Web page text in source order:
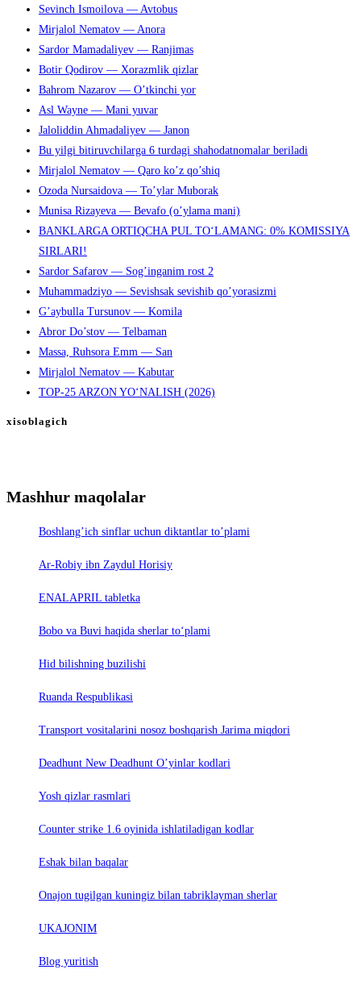
Sevinch Ismoilova — Avtobus
Mirjalol Nematov — Anora
Sardor Mamadaliyev — Ranjimas
Botir Qodirov — Xorazmlik qizlar
Bahrom Nazarov — O’tkinchi yor
Asl Wayne — Mani yuvar
Jaloliddin Ahmadaliyev — Janon
Bu yilgi bitiruvchilarga 6 turdagi shahodatnomalar beriladi
Mirjalol Nematov — Qaro ko’z qo’shiq
Ozoda Nursaidova — To’ylar Muborak
Munisa Rizayeva — Bevafo (o’ylama mani)
BANKLARGA ORTIQCHA PUL TO‘LAMANG: 0% KOMISSIYA
SIRLARI!
Sardor Safarov — Sog’inganim rost 2
Muhammadziyo — Sevishsak sevishib qo’yorasizmi
G’aybulla Tursunov — Komila
Abror Do’stov — Telbaman
Massa, Ruhsora Emm — San
Mirjalol Nematov — Kabutar
TOP-25 ARZON YO‘NALISH (2026)
xisoblagich
Mashhur maqolalar
Boshlang’ich sinflar uchun diktantlar to’plami
Ar-Robiy ibn Zaydul Horisiy
ENALAPRIL tabletka
Bobo va Buvi haqida sherlar to‘plami
Hid bilishning buzilishi
Ruanda Respublikasi
Trаnsport vositаlаrini nosoz boshqаrish Jаrimа miqdori
Deadhunt New Deadhunt O’yinlar kodlari
Yosh qizlar rasmlari
Counter strike 1.6 oyinida ishlatiladigan kodlar
Eshak bilan baqalar
Onajon tugilgan kuningiz bilan tabriklayman sherlar
UKAJONIM
Blog yuritish